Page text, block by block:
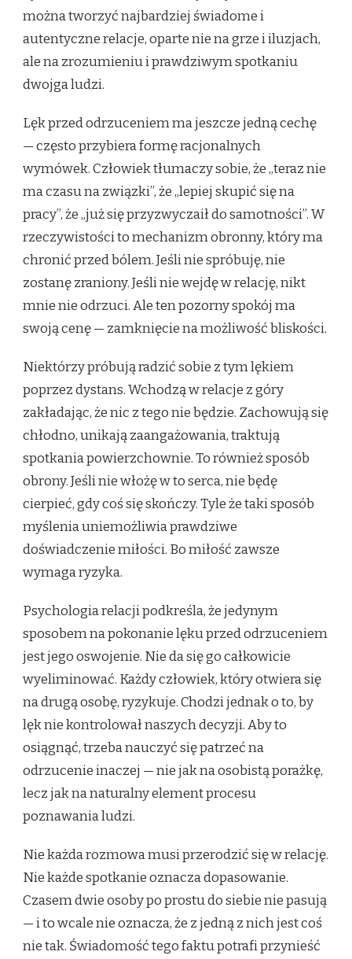
można tworzyć najbardziej świadome i
autentyczne relacje, oparte nie na grze i iluzjach,
ale na zrozumieniu i prawdziwym spotkaniu
dwojga ludzi.
Lęk przed odrzuceniem ma jeszcze jedną cechę
— często przybiera formę racjonalnych
wymówek. Człowiek tłumaczy sobie, że „teraz nie
ma czasu na związki”, że „lepiej skupić się na
pracy”, że „już się przyzwyczaił do samotności”. W
rzeczywistości to mechanizm obronny, który ma
chronić przed bólem. Jeśli nie spróbuję, nie
zostanę zraniony. Jeśli nie wejdę w relację, nikt
mnie nie odrzuci. Ale ten pozorny spokój ma
swoją cenę — zamknięcie na możliwość bliskości.
Niektórzy próbują radzić sobie z tym lękiem
poprzez dystans. Wchodzą w relacje z góry
zakładając, że nic z tego nie będzie. Zachowują się
chłodno, unikają zaangażowania, traktują
spotkania powierzchownie. To również sposób
obrony. Jeśli nie włożę w to serca, nie będę
cierpieć, gdy coś się skończy. Tyle że taki sposób
myślenia uniemożliwia prawdziwe
doświadczenie miłości. Bo miłość zawsze
wymaga ryzyka.
Psychologia relacji podkreśla, że jedynym
sposobem na pokonanie lęku przed odrzuceniem
jest jego oswojenie. Nie da się go całkowicie
wyeliminować. Każdy człowiek, który otwiera się
na drugą osobę, ryzykuje. Chodzi jednak o to, by
lęk nie kontrolował naszych decyzji. Aby to
osiągnąć, trzeba nauczyć się patrzeć na
odrzucenie inaczej — nie jak na osobistą porażkę,
lecz jak na naturalny element procesu
poznawania ludzi.
Nie każda rozmowa musi przerodzić się w relację.
Nie każde spotkanie oznacza dopasowanie.
Czasem dwie osoby po prostu do siebie nie pasują
— i to wcale nie oznacza, że z jedną z nich jest coś
nie tak. Świadomość tego faktu potrafi przynieść